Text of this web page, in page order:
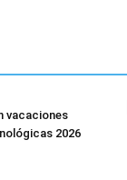
vacaciones
2026